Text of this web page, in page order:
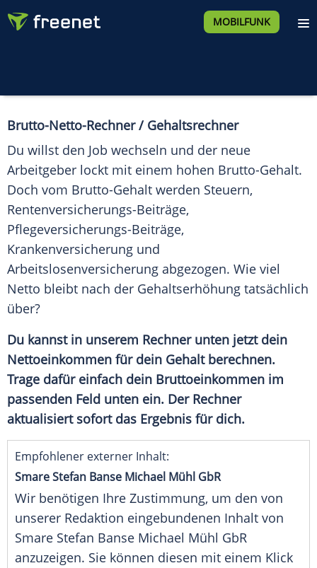
MOBILFUNK
Brutto-Netto-Rechner / Gehaltsrechner
Du willst den Job wechseln und der neue
Arbeitgeber lockt mit einem hohen Brutto-Gehalt.
Doch vom Brutto-Gehalt werden Steuern,
Rentenversicherungs-Beiträge,
Pflegeversicherungs-Beiträge,
Krankenversicherung und
Arbeitslosenversicherung abgezogen. Wie viel
Netto bleibt nach der Gehaltserhöhung tatsächlich
über?
Du kannst in unserem Rechner unten jetzt dein
Nettoeinkommen für dein Gehalt berechnen.
Trage dafür einfach dein Bruttoeinkommen im
passenden Feld unten ein. Der Rechner
aktualisiert sofort das Ergebnis für dich.
Empfohlener externer Inhalt:
Smare Stefan Banse Michael Mühl GbR
Wir benötigen Ihre Zustimmung, um den von
unserer Redaktion eingebundenen Inhalt von
Smare Stefan Banse Michael Mühl GbR
anzuzeigen. Sie können diesen mit einem Klick